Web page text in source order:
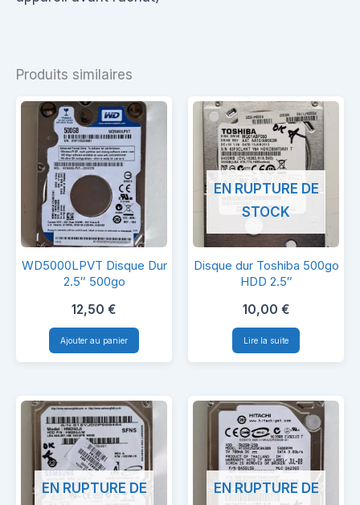
Produits similaires
WD5000LPVT
Disque
Dur
2.5″
500go
WD5000LPVT Disque Dur
2.5″ 500go
12,50 €
Ajouter au panier
Disque
dur
Toshiba
500go
HDD
EN RUPTURE DE
STOCK
Disque dur Toshiba 500go
HDD 2.5″
10,00 €
Lire la suite
EN RUPTURE DE
EN RUPTURE DE